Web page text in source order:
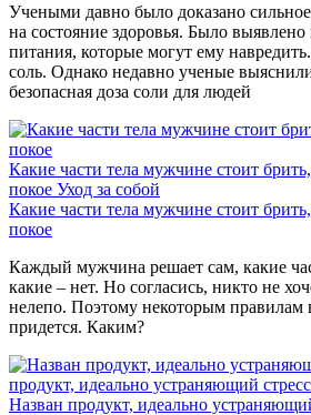
Учеными давно было доказано
на состояние здоровья. Было
питания, которые могут ему
соль. Однако недавно ученые
безопасная доза соли для людей
Какие части тела мужчине стоит
покое Уход за собой
Какие части тела мужчине стоит
покое
Каждый мужчина решает сам, какие
какие – нет. Но согласись, никто не
нелепо. Поэтому некоторым правилам
придется. Каким?
продукт, идеально устраняющий стресс
Назван продукт, идеально